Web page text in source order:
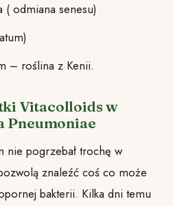
( odmiana senesu)
– roślina z Kenii.
Vitacolloids w
Pneumoniae
nie pogrzebał trochę w
znaleźć coś co może
bakterii. Kilka dni temu